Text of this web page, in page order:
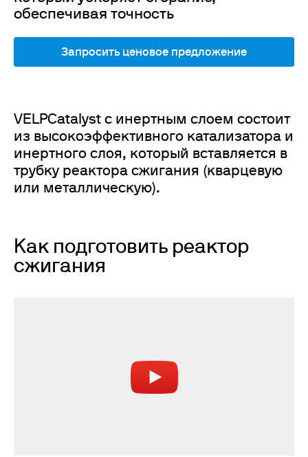
обеспечивая точность
Запросить ценовое предложение
VELPCatalyst с инертным слоем состоит
из высокоэффективного катализатора и
инертного слоя, который вставляется в
трубку реактора сжигания (кварцевую
или металлическую).
Как подготовить реактор
сжигания